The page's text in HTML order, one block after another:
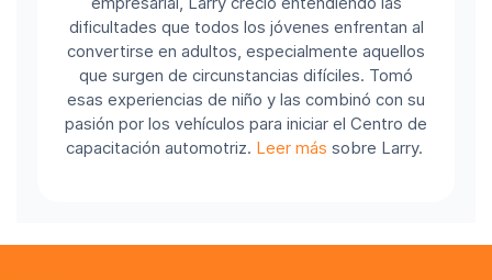
dificultades que todos los jóvenes enfrentan al
convertirse en adultos, especialmente aquellos
que surgen de circunstancias difíciles. Tomó
esas experiencias de niño y las combinó con su
pasión por los vehículos para iniciar el Centro de
capacitación automotriz. Leer más sobre Larry.